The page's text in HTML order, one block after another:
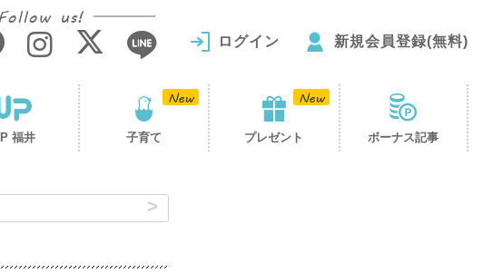
Follow us!
ログイン 新規会員登録(無料)
福井 子育て プレゼント ボーナス記事